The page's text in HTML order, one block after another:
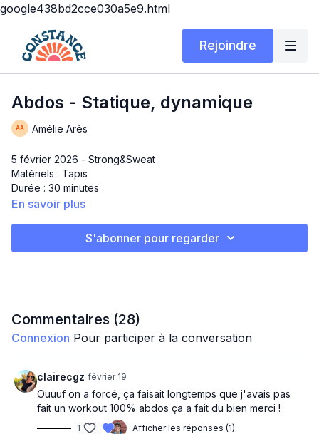
google438bd2cce030a5e9.html
Rejoindre
Abdos - Statique, dynamique
Amélie Arès
5 février 2026 - Strong&Sweat
Matériels : Tapis
Durée : 30 minutes
Un entraînement qui met au défi les abdominaux et c’est hot 🌶️
Planche haute
Mountain climber
Crunch
Planche latérale D
En savoir plus
S'abonner pour regarder
Commentaires (28)
Connexion Pour participer à la conversation
clairecgz février 19
Ouuuf on a forcé, ça faisait longtemps que j'avais pas
fait un workout 100% abdos ça a fait du bien merci !
1 Afficher les réponses (1)